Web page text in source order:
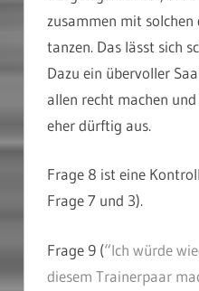
zusammen mit
tanzen. Das lässt sich
Dazu ein übervoller
allen recht machen
eher dürftig aus.
Frage 8 ist eine
Frage 7 und 3).
Frage 9 (“Ich würde
diesem Trainerpaar